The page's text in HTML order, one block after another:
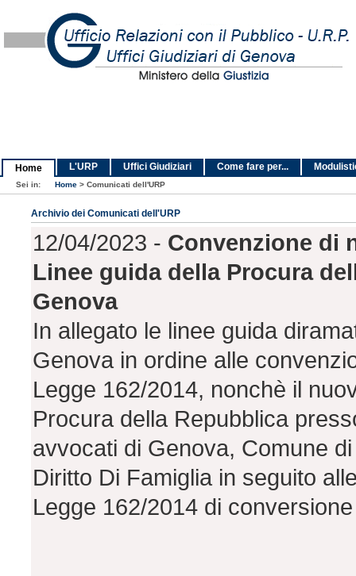
Home L'URP Uffici Giudiziari Come fare per...
Sei in: Home > Comunicati dell'URP
Archivio dei Comunicati dell'URP
12/04/2023 - Convenzione di
Linee guida della Procura
Genova
In allegato le linee guida
Genova in ordine alle
Legge 162/2014, nonchè il
Procura della Repubblica
avvocati di Genova, Comune
Diritto Di Famiglia in seguito
Legge 162/2014 di